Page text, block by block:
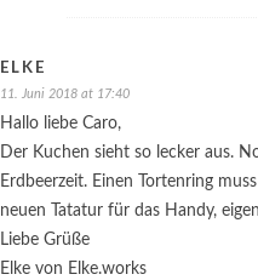
ELKE
11. Juni 2018 at 17:40
Hallo liebe Caro,
Der Kuchen sieht so lecker aus.
Erdbeerzeit. Einen Tortenring
neuen Tatatur für das Handy,
Liebe Grüße
Elke von Elke.works